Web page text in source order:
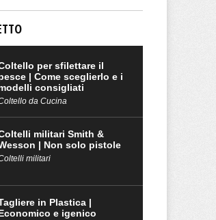
per sfilettare il
| Come sceglierlo e i
consigliati
da Cucina
militari Smith &
| Non solo pistole
militari
in Plastica |
e igenico